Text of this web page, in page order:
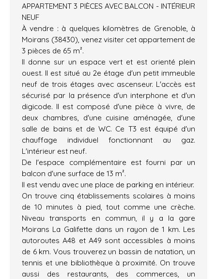
APPARTEMENT 3 PIÈCES AVEC BALCON - INTÉRIEUR
NEUF
À vendre : à quelques kilomètres de Grenoble, à
Moirans (38430), venez visiter cet appartement de
3 pièces de 65 m².
Il donne sur un espace vert et est orienté plein
ouest. Il est situé au 2e étage d'un petit immeuble
neuf de trois étages avec ascenseur. L'accès est
sécurisé par la présence d'un interphone et d'un
digicode. Il est composé d'une pièce à vivre, de
deux chambres, d'une cuisine aménagée, d'une
salle de bains et de WC. Ce T3 est équipé d'un
chauffage individuel fonctionnant au gaz.
L'intérieur est neuf.
De l'espace complémentaire est fourni par un
balcon d'une surface de 13 m².
Il est vendu avec une place de parking en intérieur.
On trouve cinq établissements scolaires à moins
de 10 minutes à pied, tout comme une crèche.
Niveau transports en commun, il y a la gare
Moirans La Galifette dans un rayon de 1 km. Les
autoroutes A48 et A49 sont accessibles à moins
de 6 km. Vous trouverez un bassin de natation, un
tennis et une bibliothèque à proximité. On trouve
aussi des restaurants, des commerces, un